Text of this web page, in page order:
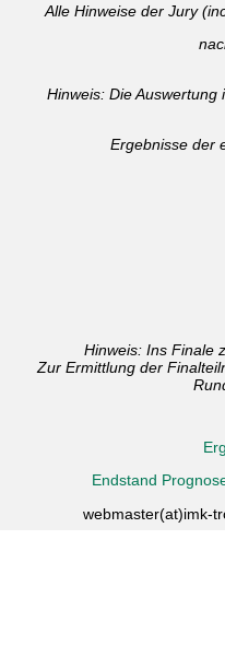
Alle Hinweise der Jury
Hinweis: Die
Ergebnisse der
Hinweis: Ins Finale
Zur Ermittlung der
Endstand
webmaster(at)imk-